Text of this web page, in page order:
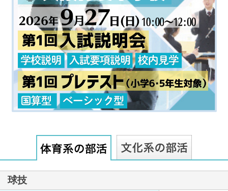
最近見た学校
甲子園学院中学校
ブックマークした学校
ブックマークした学校はありません
球技